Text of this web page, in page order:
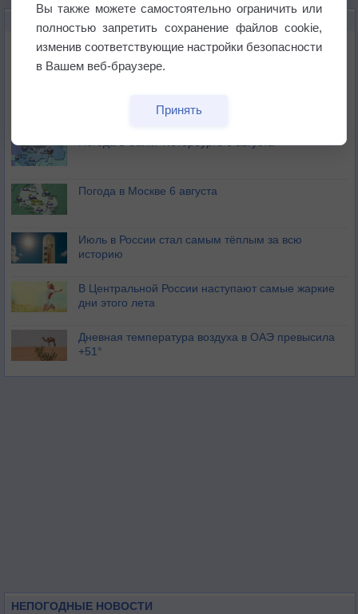
Погода в Екатеринбурге 6 августа
Погода в Санкт-Петербурге 6 августа
Погода в Москве 6 августа
Июль в России стал самым тёплым за всю
историю
В Центральной России наступают самые жаркие
дни этого лета
Дневная температура воздуха в ОАЭ превысила
+51°
НЕПОГОДНЫЕ НОВОСТИ
Вы также можете самостоятельно ограничить или
полностью запретить сохранение файлов cookie,
изменив соответствующие настройки безопасности
в Вашем веб-браузере.
Принять